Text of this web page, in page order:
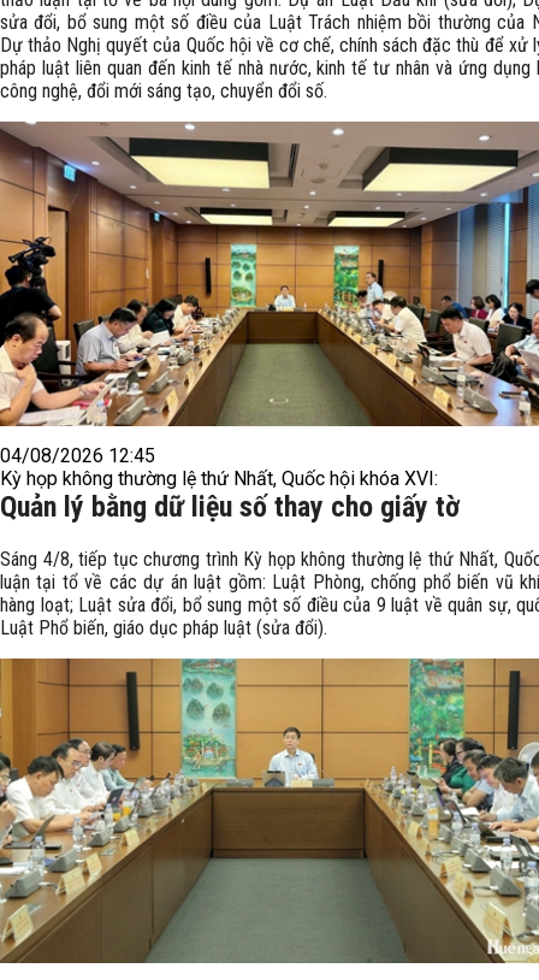
sửa đổi, bổ sung một số điều của Luật Trách nhiệm bồi thường của
Dự thảo Nghị quyết của Quốc hội về cơ chế, chính sách đặc thù để xử
pháp luật liên quan đến kinh tế nhà nước, kinh tế tư nhân và ứng dụng
công nghệ, đổi mới sáng tạo, chuyển đổi số.
04/08/2026 12:45
Kỳ họp không thường lệ thứ Nhất, Quốc hội khóa XVI:
Quản lý bằng dữ liệu số thay cho giấy tờ
Sáng 4/8, tiếp tục chương trình Kỳ họp không thường lệ thứ Nhất,
luận tại tổ về các​ dự án luật gồm: Luật Phòng, chống phổ biến vũ
hàng loạt; Luật sửa đổi, bổ sung một số điều của 9 luật về quân sự,
Luật Phổ biến, giáo dục pháp luật (sửa đổi).